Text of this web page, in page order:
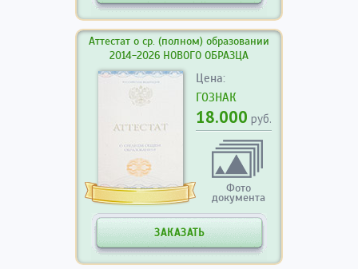
Аттестат о ср. (полном) образовании
2014-2026 НОВОГО ОБРАЗЦА
Цена:
ГОЗНАК
18.000 руб.
Фото
документа
ЗАКАЗАТЬ